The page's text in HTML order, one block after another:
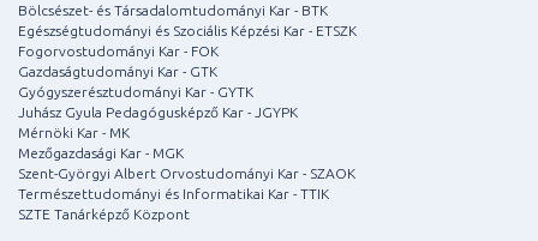
Bölcsészet- és Társadalomtudományi Kar - BTK
Egészségtudományi és Szociális Képzési Kar - ETSZK
Fogorvostudományi Kar - FOK
Gazdaságtudományi Kar - GTK
Gyógyszerésztudományi Kar - GYTK
Juhász Gyula Pedagógusképző Kar - JGYPK
Mérnöki Kar - MK
Mezőgazdasági Kar - MGK
Szent-Györgyi Albert Orvostudományi Kar - SZAOK
Természettudományi és Informatikai Kar - TTIK
SZTE Tanárképző Központ